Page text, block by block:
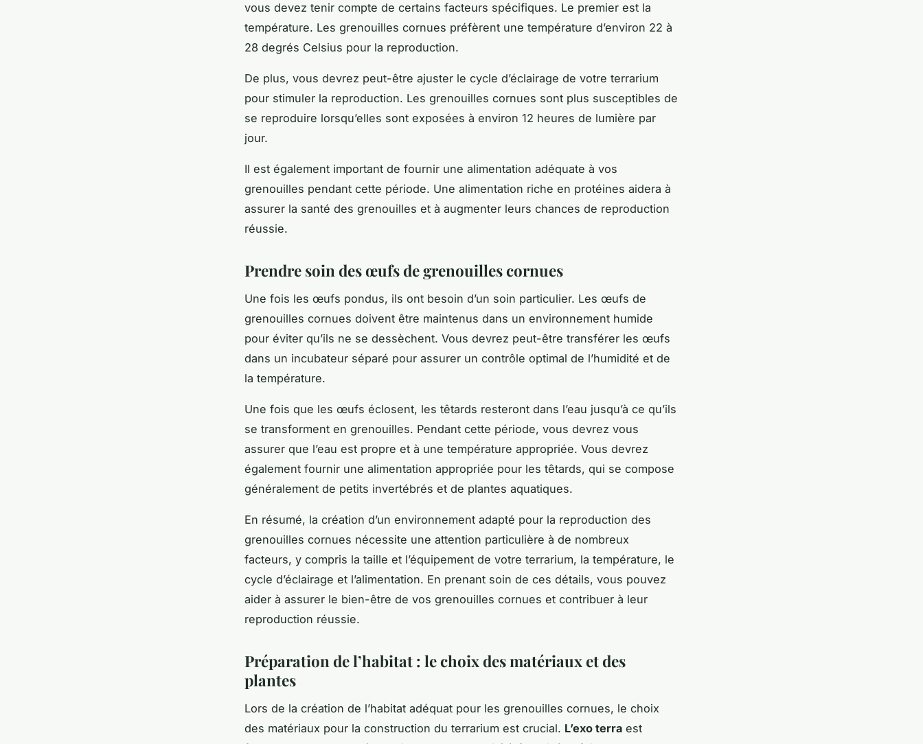
vous devez tenir compte de certains facteurs spécifiques. Le premier est la
température. Les grenouilles cornues préfèrent une température d’environ 22 à
28 degrés Celsius pour la reproduction.
De plus, vous devrez peut-être ajuster le cycle d’éclairage de votre terrarium
pour stimuler la reproduction. Les grenouilles cornues sont plus susceptibles de
se reproduire lorsqu’elles sont exposées à environ 12 heures de lumière par
jour.
Il est également important de fournir une alimentation adéquate à vos
grenouilles pendant cette période. Une alimentation riche en protéines aidera à
assurer la santé des grenouilles et à augmenter leurs chances de reproduction
réussie.
Prendre soin des œufs de grenouilles cornues
Une fois les œufs pondus, ils ont besoin d’un soin particulier. Les œufs de
grenouilles cornues doivent être maintenus dans un environnement humide
pour éviter qu’ils ne se dessèchent. Vous devrez peut-être transférer les œufs
dans un incubateur séparé pour assurer un contrôle optimal de l’humidité et de
la température.
Une fois que les œufs éclosent, les têtards resteront dans l’eau jusqu’à ce qu’ils
se transforment en grenouilles. Pendant cette période, vous devrez vous
assurer que l’eau est propre et à une température appropriée. Vous devrez
également fournir une alimentation appropriée pour les têtards, qui se compose
généralement de petits invertébrés et de plantes aquatiques.
En résumé, la création d’un environnement adapté pour la reproduction des
grenouilles cornues nécessite une attention particulière à de nombreux
facteurs, y compris la taille et l’équipement de votre terrarium, la température, le
cycle d’éclairage et l’alimentation. En prenant soin de ces détails, vous pouvez
aider à assurer le bien-être de vos grenouilles cornues et contribuer à leur
reproduction réussie.
Préparation de l’habitat : le choix des matériaux et des
plantes
Lors de la création de l’habitat adéquat pour les grenouilles cornues, le choix
des matériaux pour la construction du terrarium est crucial. L’exo terra est